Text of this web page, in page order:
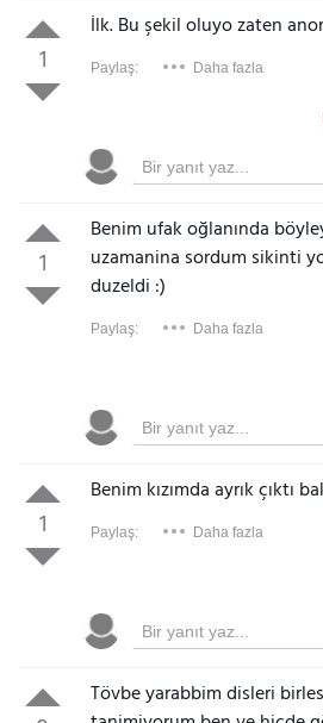
1
İlk. Bu şekil oluyo zaten
Paylaş: Daha fazla
1
Benim ufak oğlanında
uzamanina sordum sikinti
duzeldi :)
Paylaş: Daha fazla
1
Benim kızımda ayrık çıktı
Paylaş: Daha fazla
Tövbe yarabbim disleri